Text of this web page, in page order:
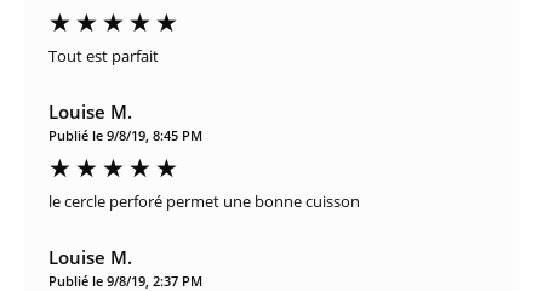
Tout est parfait
Louise M.
Publié le 9/8/19, 8:45 PM
le cercle perforé permet une bonne cuisson
Louise M.
Publié le 9/8/19, 2:37 PM